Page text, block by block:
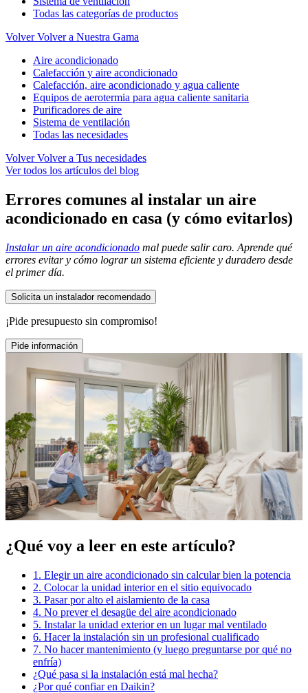
Todas las categorías de productos
Volver Volver a Nuestra Gama
Aire acondicionado
Calefacción y aire acondicionado
Calefacción, aire acondicionado y agua caliente
Equipos de aerotermia para agua caliente sanitaria
Purificadores de aire
Sistema de ventilación
Todas las necesidades
Volver Volver a Tus necesidades
Ver todos los artículos del blog
Errores comunes al instalar un aire
acondicionado en casa (y cómo evitarlos)
Instalar un aire acondicionado mal puede salir caro. Aprende qué
errores evitar y cómo lograr un sistema eficiente y duradero desde
el primer día.
Solicita un instalador recomendado
¡Pide presupuesto sin compromiso!
Pide información
¿Qué voy a leer en este artículo?
1. Elegir un aire acondicionado sin calcular bien la potencia
2. Colocar la unidad interior en el sitio equivocado
3. Pasar por alto el aislamiento de la casa
4. No prever el desagüe del aire acondicionado
5. Instalar la unidad exterior en un lugar mal ventilado
6. Hacer la instalación sin un profesional cualificado
7. No hacer mantenimiento (y luego preguntarse por qué no
enfría)
¿Qué pasa si la instalación está mal hecha?
¿Por qué confiar en Daikin?